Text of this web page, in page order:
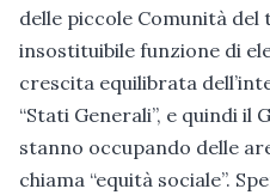
delle piccole Comunità
insostituibile funzione di
crescita equilibrata
“Stati Generali”, e quindi il
stanno occupando delle
chiama “equità sociale”.